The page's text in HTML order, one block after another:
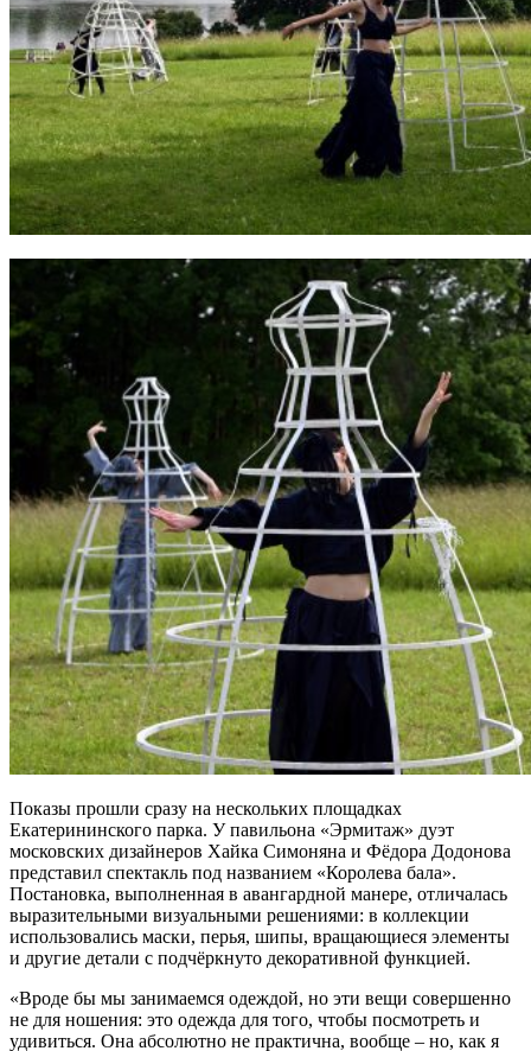
Показы прошли сразу на нескольких площадках
Екатерининского парка. У павильона «Эрмитаж» дуэт
московских дизайнеров Хайка Симоняна и Фёдора Додонова
представил спектакль под названием «Королева бала».
Постановка, выполненная в авангардной манере, отличалась
выразительными визуальными решениями: в коллекции
использовались маски, перья, шипы, вращающиеся элементы
и другие детали с подчёркнуто декоративной функцией.
«Вроде бы мы занимаемся одеждой, но эти вещи совершенно
не для ношения: это одежда для того, чтобы посмотреть и
удивиться. Она абсолютно не практична, вообще – но, как я